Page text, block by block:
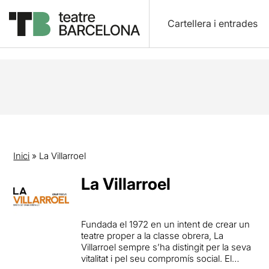
Cartellera i entrades
Inici » La Villarroel
La Villarroel
Fundada el 1972 en un intent de crear un
teatre proper a la classe obrera, La
Villarroel sempre s’ha distingit per la seva
vitalitat i pel seu compromís social. El